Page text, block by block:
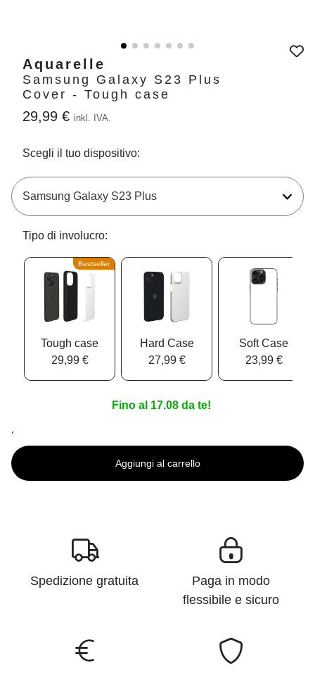
Aquarelle
Samsung Galaxy S23 Plus
Cover - Tough case
29,99 € inkl. IVA.
Scegli il tuo dispositivo:
Tipo di involucro:
Bestseller
Tough case
29,99 €
Hard Case
27,99 €
Soft Case
23,99 €
Fino al 17.08 da te!
´
Aggiungi al carrello
Spedizione gratuita
Paga in modo
flessibile e sicuro